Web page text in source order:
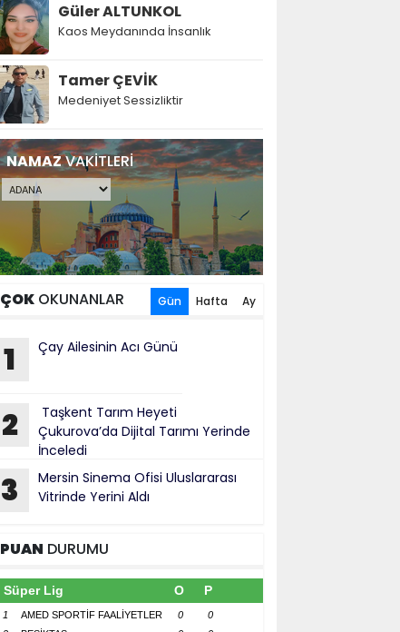
Güler ALTUNKOL
Kaos Meydanında İnsanlık
Tamer ÇEVİK
Medeniyet Sessizliktir
NAMAZVAKİTLERİ
ÇOKOKUNANLAR Gün Hafta Ay
1 Çay Ailesinin Acı Günü
2
Taşkent Tarım Heyeti
Çukurova’da Dijital Tarımı Yerinde
İnceledi
3
Mersin Sinema Ofisi Uluslararası
Vitrinde Yerini Aldı
PUAN DURUMU
Süper Lig O P
1 AMED SPORTİF FAALİYETLER 0
0